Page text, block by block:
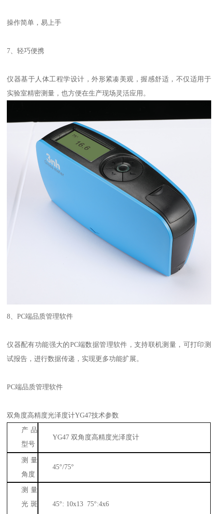
操作简单，易上手
7 、轻巧便携
仪器基于人体工程学设计，外形紧凑美观，握感舒适，不仅适用于
实验室精密测量，也方便在生产现场灵活应用。
8、PC端品质管理软件
仪器配有功能强大的PC端数据管理软件，支持联机测量，可打印测
试报告，进行数据传递，实现更多功能扩展。
PC端品质管理软件
双角度高精度光泽度计YG47技术参数
产品
型号
YG47双角度高精度光泽度计
测量
角度
45°/75°
测量
光斑
45°: 10x13 75°:4x6